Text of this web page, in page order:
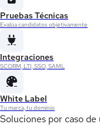
Pruebas Técnicas
Evalúa candidatos objetivamente
Integraciones
SCORM, LTI, SSO, SAML
White Label
Tu marca, tu dominio
Soluciones por caso de